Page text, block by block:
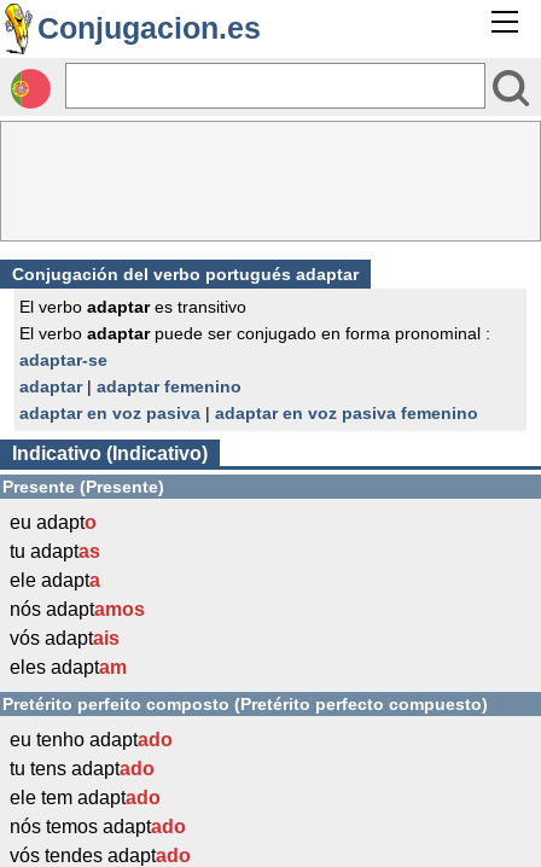
Conjugacion.es
Conjugación del verbo portugués adaptar
El verbo adaptares transitivo
El verbo adaptarpuede ser conjugado en forma pronominal :
adaptar-se
adaptar| adaptar femenino
adaptar en voz pasiva | adaptar en voz pasiva femenino
Indicativo (Indicativo)
Presente (Presente)
eu adapto
tu adaptas
ele adapta
nós adaptamos
vós adaptais
eles adaptam
Pretérito perfeito composto (Pretérito perfecto compuesto)
eu tenho adaptado
tu tens adaptado
ele tem adaptado
nós temos adaptado
vós tendes adaptado